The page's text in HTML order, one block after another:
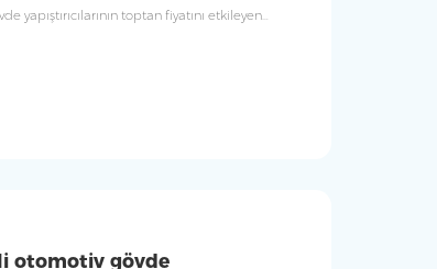
yapıştırıcılarının toptan fiyatını etkileyen
otomotiv gövde